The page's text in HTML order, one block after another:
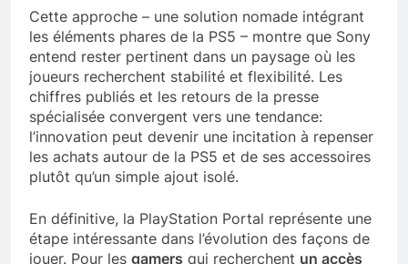
Cette approche – une solution nomade intégrant
les éléments phares de la PS5 – montre que Sony
entend rester pertinent dans un paysage où les
joueurs recherchent stabilité et flexibilité. Les
chiffres publiés et les retours de la presse
spécialisée convergent vers une tendance:
l’innovation peut devenir une incitation à repenser
les achats autour de la PS5 et de ses accessoires
plutôt qu’un simple ajout isolé.
En définitive, la PlayStation Portal représente une
étape intéressante dans l’évolution des façons de
jouer. Pour les gamers qui recherchent un accès